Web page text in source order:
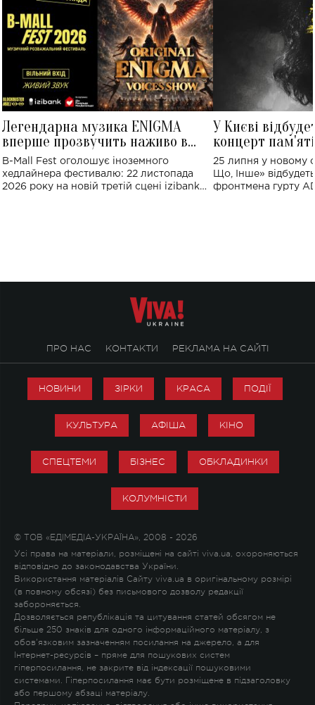
Легендарна музика ENIGMA
вперше прозвучить наживо в
Україні: де відбудеться концерт
B-Mall Fest оголошує іноземного
хедлайнера фестивалю: 22 листопада
2026 року на новій третій сцені izibank
У Києві
концерт
Клименка:
виконають
25 липня у новому
Що, Інше»
фронтмена гурту
ПРО НАС КОНТАКТИ РЕКЛАМА НА САЙТІ
НОВИНИ ЗІРКИ КРАСА ПОДІЇ
КУЛЬТУРА АФІША КІНО
СПЕЦТЕМИ БІЗНЕС ОБКЛАДИНКИ
КОЛУМНІСТИ
© ТОВ «ЕДІМЕДІА-УКРАЇНА», 2008 - 2026
Усі права на матеріали, розміщені на сайті viva.ua, охороняються
відповідно до законодавства України.
Використання матеріалів Сайту viva.ua в оригінальному розмірі
(в повному обсязі) без письмового дозволу редакції
забороняється.
Дозволяється републікація та цитування статей обсягом не
більше 250 знаків для одного інформаційного матеріалу, з
обов'язковим зазначенням посилання на джерело, а для
Інтернет-ресурсів – пряме для пошукових систем
гіперпосилання, не закрите від індексації пошуковими
системами. Гіперпосилання має бути розміщене в підзаголовку
або першому абзаці матеріалу.